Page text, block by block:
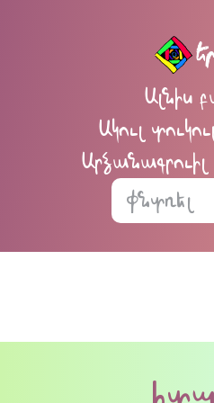
Ալնիս
Ակուլ տուկուլ
Արձանագրուիլ